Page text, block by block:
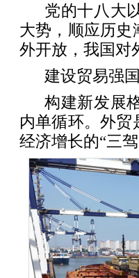
党的十八大
大势，顺应历史
外开放，我国对
建设贸易强
构建新发展
内单循环。外
经济增长的“三驾